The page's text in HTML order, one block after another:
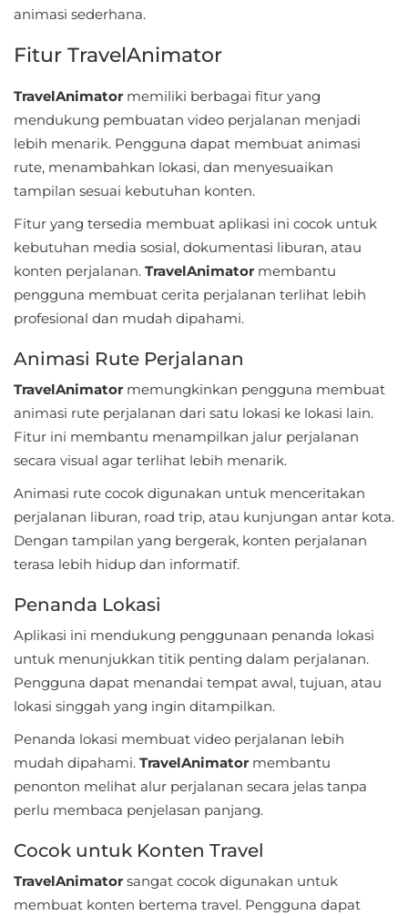
Trivia
Word
Apps
Art
&
Design
Auto
&
Vehicles
Books
&
Reference
Referensi
Business
Comics
Communication
Dating
Education
Emulator
Finance
animasi sederhana.
Fitur TravelAnimator
TravelAnimator memiliki berbagai fitur yang
mendukung pembuatan video perjalanan menjadi
lebih menarik. Pengguna dapat membuat animasi
rute, menambahkan lokasi, dan menyesuaikan
tampilan sesuai kebutuhan konten.
Fitur yang tersedia membuat aplikasi ini cocok untuk
kebutuhan media sosial, dokumentasi liburan, atau
konten perjalanan. TravelAnimator membantu
pengguna membuat cerita perjalanan terlihat lebih
profesional dan mudah dipahami.
Animasi Rute Perjalanan
TravelAnimator memungkinkan pengguna membuat
animasi rute perjalanan dari satu lokasi ke lokasi lain.
Fitur ini membantu menampilkan jalur perjalanan
secara visual agar terlihat lebih menarik.
Animasi rute cocok digunakan untuk menceritakan
perjalanan liburan, road trip, atau kunjungan antar kota.
Dengan tampilan yang bergerak, konten perjalanan
terasa lebih hidup dan informatif.
Penanda Lokasi
Aplikasi ini mendukung penggunaan penanda lokasi
untuk menunjukkan titik penting dalam perjalanan.
Pengguna dapat menandai tempat awal, tujuan, atau
lokasi singgah yang ingin ditampilkan.
Penanda lokasi membuat video perjalanan lebih
mudah dipahami. TravelAnimator membantu
penonton melihat alur perjalanan secara jelas tanpa
perlu membaca penjelasan panjang.
Cocok untuk Konten Travel
TravelAnimator sangat cocok digunakan untuk
membuat konten bertema travel. Pengguna dapat